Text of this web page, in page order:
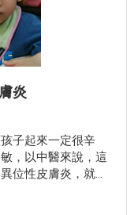
炎
子起來一定很辛
，以中醫來說，這
位性皮膚炎，就要
名小男童，經過3